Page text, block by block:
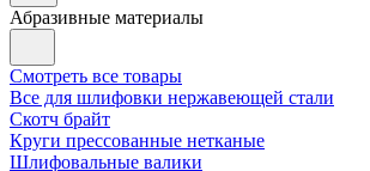
Абразивные материалы
Смотреть все товары
Все для шлифовки нержавеющей стали
Скотч брайт
Круги прессованные нетканые
Шлифовальные валики